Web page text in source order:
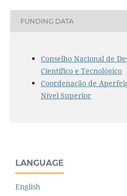
FUNDING DATA
Conselho Nacional de
Científico e Tecnológico
Coordenação de
Nível Superior
LANGUAGE
English